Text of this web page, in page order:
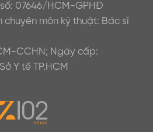
07646/HCM-GPHĐ
chuyên môn kỹ thuật: Bác sĩ
CCHN; Ngày cấp:
Y tế TP.HCM